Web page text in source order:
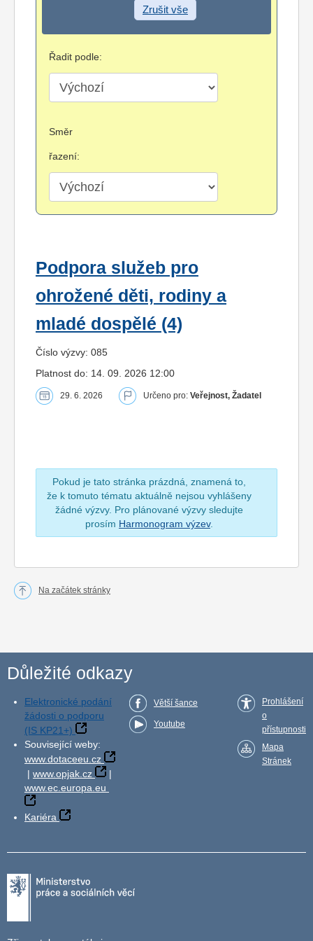
Zrušit vše
Řadit podle:
Směr
řazení:
Podpora služeb pro
ohrožené děti, rodiny a
mladé dospělé (4)
Číslo výzvy: 085
Platnost do: 14. 09. 2026 12:00
29. 6. 2026 Určeno pro: Veřejnost, Žadatel
Pokud je tato stránka prázdná, znamená to,
že k tomuto tématu aktuálně nejsou vyhlášeny
žádné výzvy. Pro plánované výzvy sledujte
prosím Harmonogram výzev.
Na začátek stránky
Důležité odkazy
Elektronické podání
žádosti o podporu
(IS KP21+)
Související weby:
www.dotaceeu.cz
| www.opjak.cz
|
www.ec.europa.eu
Kariéra
Větší šance
Youtube
Prohlášení
o
přístupnosti
Mapa
Stránek